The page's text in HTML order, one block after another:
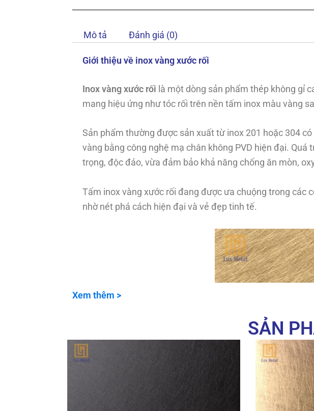
Mô tả Đánh giá (0)
Giới thiệu về inox vàng xước rối
Inox vàng xước rối là một dòng sản phẩm thép không gỉ
mang hiệu ứng như tóc rối trên nền tấm inox màu vàng
Sản phẩm thường được sản xuất từ inox 201 hoặc 304
vàng bằng công nghệ mạ chân không PVD hiện đại.
trọng, độc đáo, vừa đảm bảo khả năng chống ăn mòn,
Tấm inox vàng xước rối đang được ưa chuộng trong các
nhờ nét phá cách hiện đại và vẻ đẹp tinh tế.
Xem thêm >
SẢN